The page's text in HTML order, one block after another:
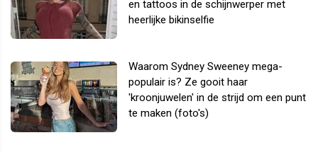
en tattoos in de schijnwerper met
heerlijke bikinselfie
Waarom Sydney Sweeney mega-
populair is? Ze gooit haar
'kroonjuwelen' in de strijd om een punt
te maken (foto's)